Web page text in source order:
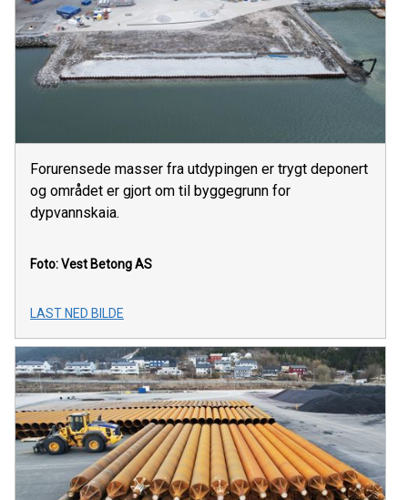
Forurensede masser fra utdypingen er trygt deponert
og området er gjort om til byggegrunn for
dypvannskaia.
Foto: Vest Betong AS
LAST NED BILDE